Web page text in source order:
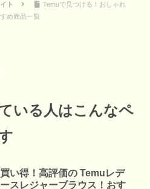
ト
Temuで見つける！おしゃれ
め商品一覧
いる人はこんなペ
い得！高評価の Temuレデ
スレジャーブラウス！おす